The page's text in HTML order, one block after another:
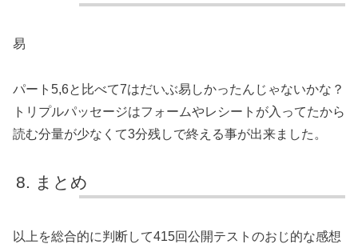
易
パート5,6と比べて7はだいぶ易しかったんじゃないかな？
トリプルパッセージはフォームやレシートが入ってたから
読む分量が少なくて3分残しで終える事が出来ました。
まとめ
以上を総合的に判断して415回公開テストのおじ的な感想